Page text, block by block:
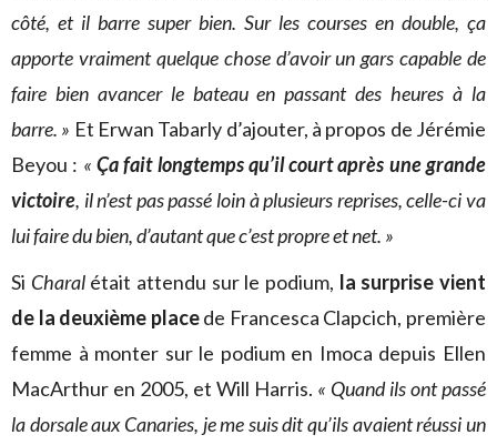
côté, et il barre super bien. Sur les courses en double, ça
apporte vraiment quelque chose d’avoir un gars capable de
faire bien avancer le bateau en passant des heures à la
barre. » Et Erwan Tabarly d’ajouter, à propos de Jérémie
Beyou : « Ça fait longtemps qu’il court après une grande
victoire, il n’est pas passé loin à plusieurs reprises, celle-ci va
lui faire du bien, d’autant que c’est propre et net. »
Si Charalétait attendu sur le podium, la surprise vient
de la deuxième placede Francesca Clapcich, première
femme à monter sur le podium en Imoca depuis Ellen
MacArthur en 2005, et Will Harris. « Quand ils ont passé
la dorsale aux Canaries, je me suis dit qu’ils avaient réussi un